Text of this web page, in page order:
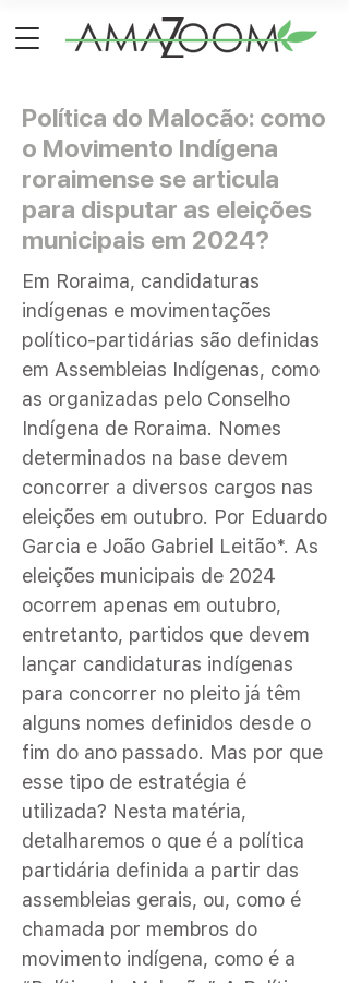
Política do Malocão: como
o Movimento Indígena
roraimense se articula
para disputar as eleições
municipais em 2024?
Em Roraima, candidaturas
indígenas e movimentações
político-partidárias são definidas
em Assembleias Indígenas, como
as organizadas pelo Conselho
Indígena de Roraima. Nomes
determinados na base devem
concorrer a diversos cargos nas
eleições em outubro. Por Eduardo
Garcia e João Gabriel Leitão*. As
eleições municipais de 2024
ocorrem apenas em outubro,
entretanto, partidos que devem
lançar candidaturas indígenas
para concorrer no pleito já têm
alguns nomes definidos desde o
fim do ano passado. Mas por que
esse tipo de estratégia é
utilizada? Nesta matéria,
detalharemos o que é a política
partidária definida a partir das
assembleias gerais, ou, como é
chamada por membros do
movimento indígena, como é a